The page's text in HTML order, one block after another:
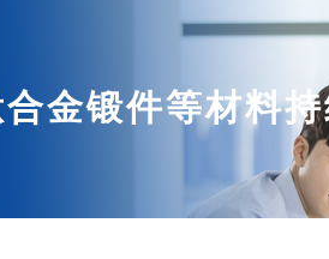
金锻件等材料持